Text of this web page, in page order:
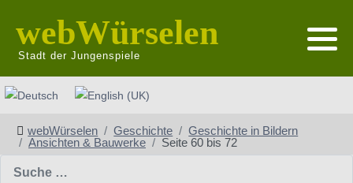
webWürselen
Stadt der Jungenspiele
Sprache auswählen
webWürselen Geschichte
Geschichte in Bildern
Ansichten & Bauwerke
Seite 60 bis 72